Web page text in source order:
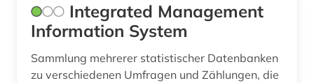
mindestlohn (1)
mitgliedsstaaten (7)
mitgliedstaaten (1)
Integrated Management
Information System
Sammlung mehrerer statistischer Datenbanken
zu verschiedenen Umfragen und Zählungen, die